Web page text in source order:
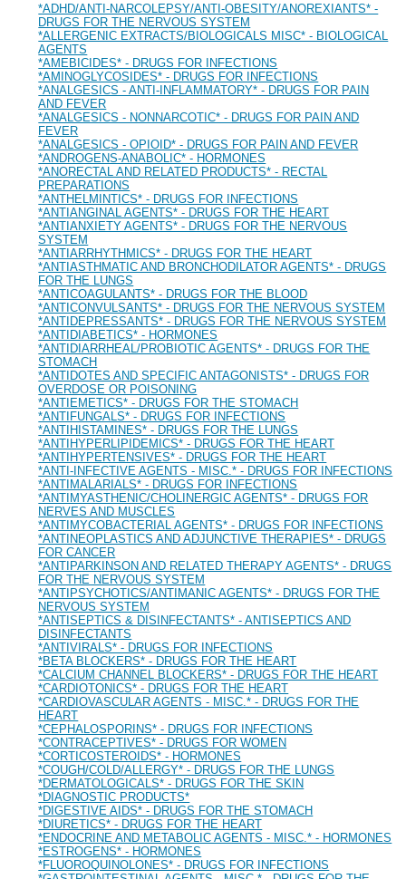
*ADHD/ANTI-NARCOLEPSY/ANTI-OBESITY/ANOREXIANTS* -
DRUGS FOR THE NERVOUS SYSTEM
*ALLERGENIC EXTRACTS/BIOLOGICALS MISC* - BIOLOGICAL
AGENTS
*AMEBICIDES* - DRUGS FOR INFECTIONS
*AMINOGLYCOSIDES* - DRUGS FOR INFECTIONS
*ANALGESICS - ANTI-INFLAMMATORY* - DRUGS FOR PAIN
AND FEVER
*ANALGESICS - NONNARCOTIC* - DRUGS FOR PAIN AND
FEVER
*ANALGESICS - OPIOID* - DRUGS FOR PAIN AND FEVER
*ANDROGENS-ANABOLIC* - HORMONES
*ANORECTAL AND RELATED PRODUCTS* - RECTAL
PREPARATIONS
*ANTHELMINTICS* - DRUGS FOR INFECTIONS
*ANTIANGINAL AGENTS* - DRUGS FOR THE HEART
*ANTIANXIETY AGENTS* - DRUGS FOR THE NERVOUS
SYSTEM
*ANTIARRHYTHMICS* - DRUGS FOR THE HEART
*ANTIASTHMATIC AND BRONCHODILATOR AGENTS* - DRUGS
FOR THE LUNGS
*ANTICOAGULANTS* - DRUGS FOR THE BLOOD
*ANTICONVULSANTS* - DRUGS FOR THE NERVOUS SYSTEM
*ANTIDEPRESSANTS* - DRUGS FOR THE NERVOUS SYSTEM
*ANTIDIABETICS* - HORMONES
*ANTIDIARRHEAL/PROBIOTIC AGENTS* - DRUGS FOR THE
STOMACH
*ANTIDOTES AND SPECIFIC ANTAGONISTS* - DRUGS FOR
OVERDOSE OR POISONING
*ANTIEMETICS* - DRUGS FOR THE STOMACH
*ANTIFUNGALS* - DRUGS FOR INFECTIONS
*ANTIHISTAMINES* - DRUGS FOR THE LUNGS
*ANTIHYPERLIPIDEMICS* - DRUGS FOR THE HEART
*ANTIHYPERTENSIVES* - DRUGS FOR THE HEART
*ANTI-INFECTIVE AGENTS - MISC.* - DRUGS FOR INFECTIONS
*ANTIMALARIALS* - DRUGS FOR INFECTIONS
*ANTIMYASTHENIC/CHOLINERGIC AGENTS* - DRUGS FOR
NERVES AND MUSCLES
*ANTIMYCOBACTERIAL AGENTS* - DRUGS FOR INFECTIONS
*ANTINEOPLASTICS AND ADJUNCTIVE THERAPIES* - DRUGS
FOR CANCER
*ANTIPARKINSON AND RELATED THERAPY AGENTS* - DRUGS
FOR THE NERVOUS SYSTEM
*ANTIPSYCHOTICS/ANTIMANIC AGENTS* - DRUGS FOR THE
NERVOUS SYSTEM
*ANTISEPTICS & DISINFECTANTS* - ANTISEPTICS AND
DISINFECTANTS
*ANTIVIRALS* - DRUGS FOR INFECTIONS
*BETA BLOCKERS* - DRUGS FOR THE HEART
*CALCIUM CHANNEL BLOCKERS* - DRUGS FOR THE HEART
*CARDIOTONICS* - DRUGS FOR THE HEART
*CARDIOVASCULAR AGENTS - MISC.* - DRUGS FOR THE
HEART
*CEPHALOSPORINS* - DRUGS FOR INFECTIONS
*CONTRACEPTIVES* - DRUGS FOR WOMEN
*CORTICOSTEROIDS* - HORMONES
*COUGH/COLD/ALLERGY* - DRUGS FOR THE LUNGS
*DERMATOLOGICALS* - DRUGS FOR THE SKIN
*DIAGNOSTIC PRODUCTS*
*DIGESTIVE AIDS* - DRUGS FOR THE STOMACH
*DIURETICS* - DRUGS FOR THE HEART
*ENDOCRINE AND METABOLIC AGENTS - MISC.* - HORMONES
*ESTROGENS* - HORMONES
*FLUOROQUINOLONES* - DRUGS FOR INFECTIONS